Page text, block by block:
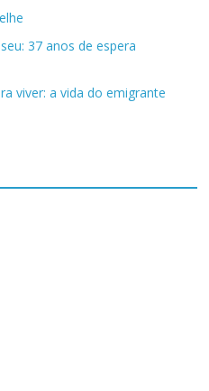
37 anos de espera
viver: a vida do emigrante